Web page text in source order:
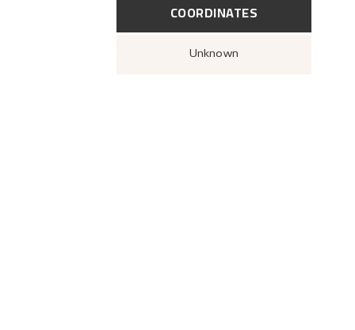
COORDINATES
Unknown